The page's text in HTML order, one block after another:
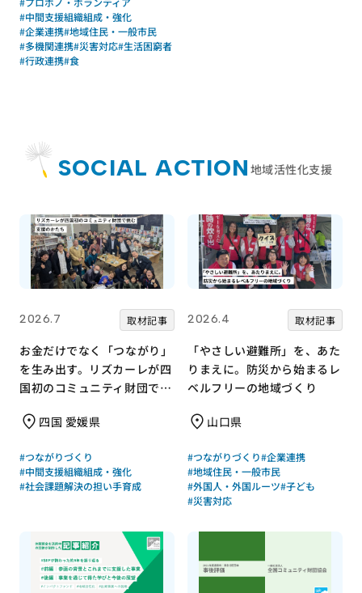
#中間支援組織組成・強化
#企業連携#地域住民・一般市民
#多機関連携#災害対応#生活困窮者
#行政連携#食
SOCIAL ACTION 地域活性化支援
2026.7 取材記事
お金だけでなく「つながり」
を生み出す。リズカーレが四
国初のコミュニティ財団で挑
四国 愛媛県
#つながりづくり
#中間支援組織組成・強化
#社会課題解決の担い手育成
2026.4 取材記事
「やさしい避難所」を、あた
りまえに。防災から始まるレ
ベルフリーの地域づくり
山口県
#つながりづくり#企業連携
#地域住民・一般市民
#外国人・外国ルーツ#子ども
#災害対応